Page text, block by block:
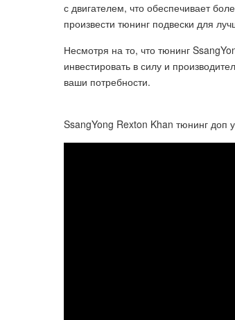
с двигателем, что обеспечивает
произвести тюнинг подвески для
Несмотря на то, что тюнинг
инвестировать в силу и
ваши потребности.
SsangYong Rexton Khan тюнинг доп